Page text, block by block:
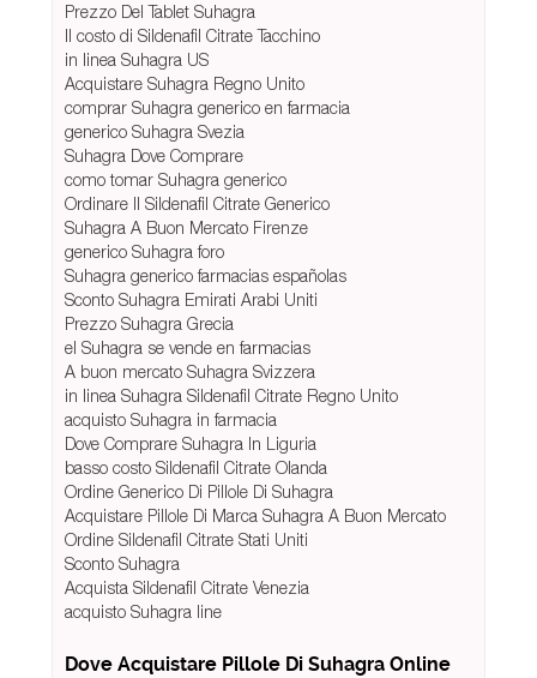
Prezzo Del Tablet Suhagra
Il costo di Sildenafil Citrate Tacchino
in linea Suhagra US
Acquistare Suhagra Regno Unito
comprar Suhagra generico en farmacia
generico Suhagra Svezia
Suhagra Dove Comprare
como tomar Suhagra generico
Ordinare Il Sildenafil Citrate Generico
Suhagra A Buon Mercato Firenze
generico Suhagra foro
Suhagra generico farmacias españolas
Sconto Suhagra Emirati Arabi Uniti
Prezzo Suhagra Grecia
el Suhagra se vende en farmacias
A buon mercato Suhagra Svizzera
in linea Suhagra Sildenafil Citrate Regno Unito
acquisto Suhagra in farmacia
Dove Comprare Suhagra In Liguria
basso costo Sildenafil Citrate Olanda
Ordine Generico Di Pillole Di Suhagra
Acquistare Pillole Di Marca Suhagra A Buon Mercato
Ordine Sildenafil Citrate Stati Uniti
Sconto Suhagra
Acquista Sildenafil Citrate Venezia
acquisto Suhagra line
Dove Acquistare Pillole Di Suhagra Online